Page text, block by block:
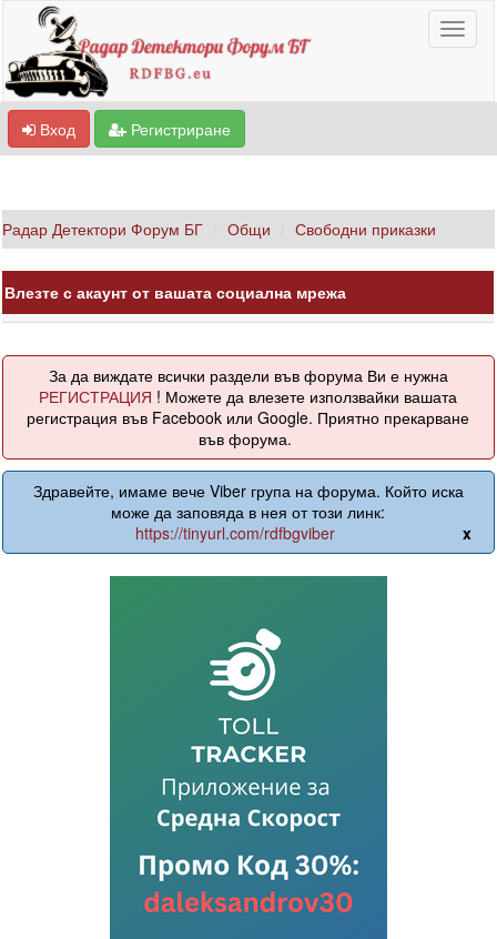
Вход Регистриране
Радар Детектори Форум БГ Общи Свободни приказки
Влезте с акаунт от вашата социална мрежа
За да виждате всички раздели във форума Ви е нужна
РЕГИСТРАЦИЯ ! Можете да влезете използвайки вашата
регистрация във Facebook или Google. Приятно прекарване
във форума.
Здравейте, имаме вече Viber група на форума. Който иска
може да заповяда в нея от този линк:
https://tinyurl.com/rdfbgviber
x